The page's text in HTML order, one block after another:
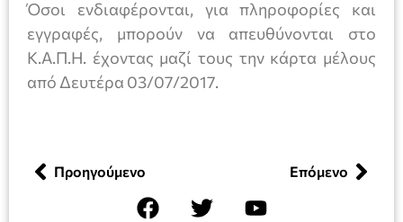
Όσοι ενδιαφέρονται, για πληροφορίες και
εγγραφές, μπορούν να απευθύνονται στο
Κ.Α.Π.Η. έχοντας μαζί τους την κάρτα μέλους
από Δευτέρα 03/07/2017.
Προηγούμενο Επόμενο